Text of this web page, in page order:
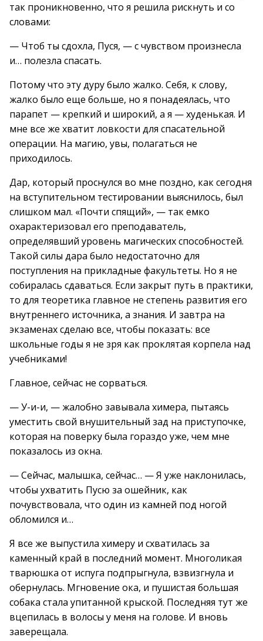
так проникновенно, что я решила рискнуть и со
словами:
— Чтоб ты сдохла, Пуся, — с чувством произнесла
и… полезла спасать.
Потому что эту дуру было жалко. Себя, к слову,
жалко было еще больше, но я понадеялась, что
парапет — крепкий и широкий, а я — худенькая. И
мне все же хватит ловкости для спасательной
операции. На магию, увы, полагаться не
приходилось.
Дар, который проснулся во мне поздно, как сегодня
на вступительном тестировании выяснилось, был
слишком мал. «Почти спящий», — так емко
охарактеризовал его преподаватель,
определявший уровень магических способностей.
Такой силы дара было недостаточно для
поступления на прикладные факультеты. Но я не
собиралась сдаваться. Если закрыт путь в практики,
то для теоретика главное не степень развития его
внутреннего источника, а знания. И завтра на
экзаменах сделаю все, чтобы показать: все
школьные годы я не зря как проклятая корпела над
учебниками!
Главное, сейчас не сорваться.
— У-и-и, — жалобно завывала химера, пытаясь
уместить свой внушительный зад на приступочке,
которая на поверку была гораздо уже, чем мне
показалось из окна.
— Сейчас, малышка, сейчас… — Я уже наклонилась,
чтобы ухватить Пусю за ошейник, как
почувствовала, что один из камней под ногой
обломился и…
Я все же выпустила химеру и схватилась за
каменный край в последний момент. Многоликая
тварюшка от испуга подпрыгнула, взвизгнула и
обернулась. Мгновение ока, и пушистая большая
собака стала упитанной крыской. Последняя тут же
вцепилась в волосы у меня на голове. И вновь
заверещала.